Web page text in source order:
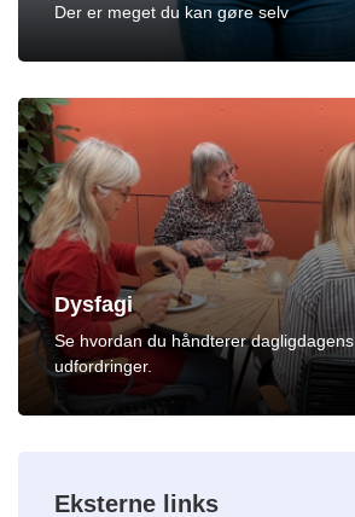
Der er meget du kan gøre selv
Dysfagi
Se hvordan du håndterer dagligdagens
udfordringer.
Eksterne links